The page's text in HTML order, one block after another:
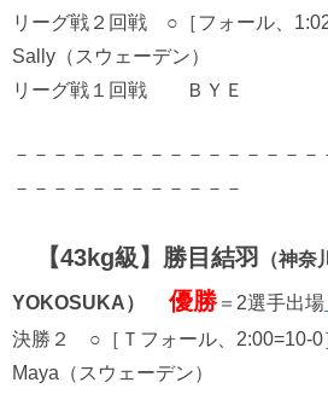
リーグ戦２回戦 ○［フォール、
Sally（スウェーデン）
リーグ戦１回戦 ＢＹＥ
－－－－－－－－－－－－－－－－
－－－－－－－－－－－－
【43kg級】勝目結羽 （神
YOKOSUKA） 優勝＝2選手出場
決勝２ ○［Ｔフォール、2:00=10-0
Maya（スウェーデン）